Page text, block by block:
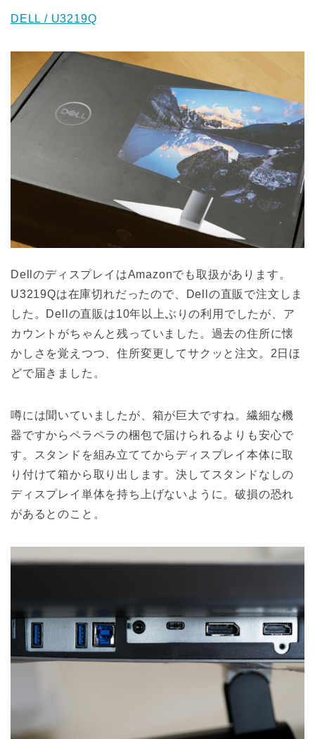
DELL / U3219Q
DellのディスプレイはAmazonでも取扱があります。
U3219Qは在庫切れだったので、Dellの直販で注文しま
した。Dellの直販は10年以上ぶりの利用でしたが、ア
カウントがちゃんと残っていました。過去の住所に懐
かしさを覚えつつ、住所変更してサクッと注文。2日ほ
どで届きました。
噂には聞いていましたが、箱が巨大ですね。繊細な機
器ですからペラペラの梱包で届けられるよりも安心で
す。スタンドを組み立ててからディスプレイ本体に取
り付けて箱から取り出します。決してスタンドなしの
ディスプレイ単体を持ち上げないように。破損の恐れ
があるとのこと。